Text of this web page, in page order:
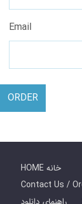
Email
ORDER
HOME خانه
راهنمای دانلود